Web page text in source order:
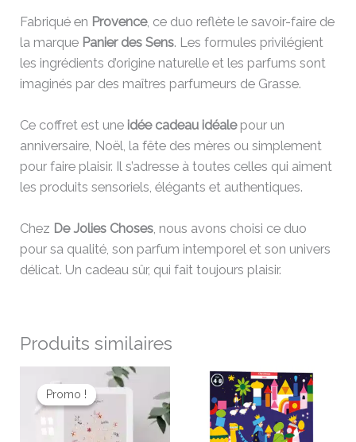
Fabriqué en Provence, ce duo reflète le savoir-faire de
la marque Panier des Sens. Les formules privilégient
les ingrédients d’origine naturelle et les parfums sont
imaginés par des maîtres parfumeurs de Grasse.
Ce coffret est une idée cadeau idéalepour un
anniversaire, Noël, la fête des mères ou simplement
pour faire plaisir. Il s’adresse à toutes celles qui aiment
les produits sensoriels, élégants et authentiques.
Chez De Jolies Choses, nous avons choisi ce duo
pour sa qualité, son parfum intemporel et son univers
délicat. Un cadeau sûr, qui fait toujours plaisir.
Produits similaires
Promo !
Promo !
prix
initial
était :
3,30 €.
prix
actuel
est :
1,98 €.